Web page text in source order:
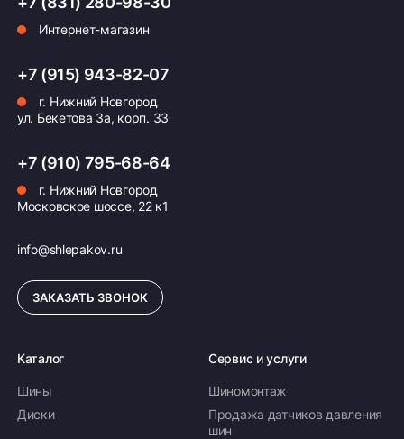
Возможна картой, наличными при получении,
также доступно оформление кредита и
формирование счёта для Юр.Лица
ПОДРОБНЕЕ ОБ ОПЛАТЕ
Интернет-магазин
+7 (915) 943-82-07
г. Нижний Новгород
ул. Бекетова 3а, корп. 33
+7 (910) 795-68-64
г. Нижний Новгород
Московское шоссе, 22 к1
info@shlepakov.ru
ЗАКАЗАТЬ ЗВОНОК
Каталог
Шины
Диски
Сервис и услуги
Шиномонтаж
Продажа датчиков давления
шин